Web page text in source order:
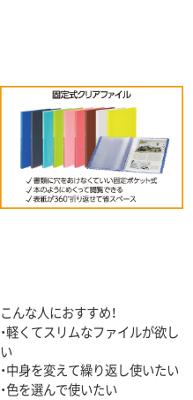
こんな人におすすめ！
・軽くてスリムなファイルが欲し
い
・中身を変えて繰り返し使いたい
・色を選んで使いたい